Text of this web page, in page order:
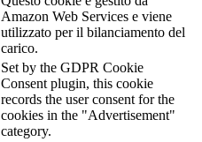
Amazon Web Services e viene
utilizzato per il bilanciamento del
carico.
Set by the GDPR Cookie
Consent plugin, this cookie
records the user consent for the
cookies in the "Advertisement"
category.